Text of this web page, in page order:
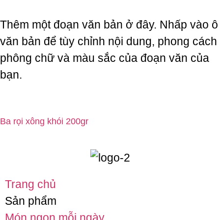
Thêm một đoạn văn bản ở đây. Nhấp vào ô
văn bản để tùy chỉnh nội dung, phong cách
phông chữ và màu sắc của đoạn văn của
bạn.
Ba rọi xông khói 200gr
Trang chủ
Sản phẩm